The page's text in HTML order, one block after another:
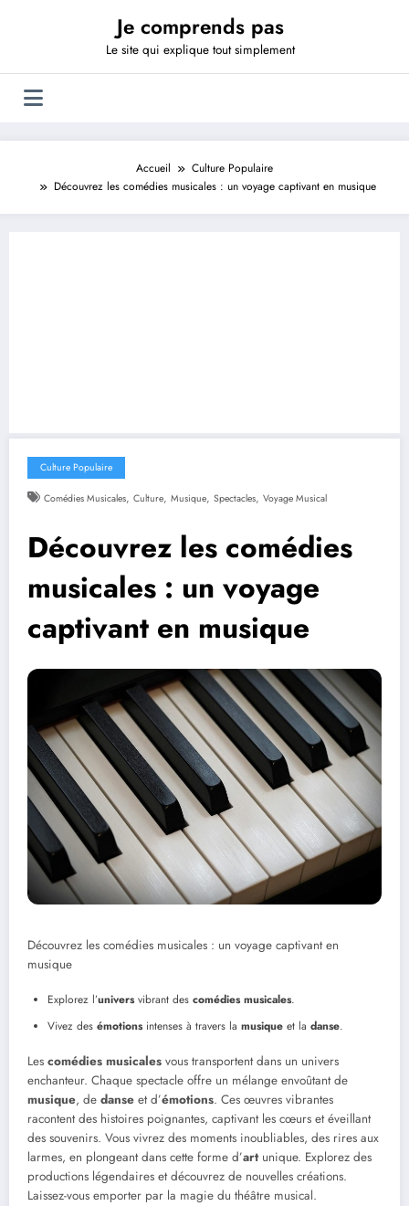
Je comprends pas
Le site qui explique tout simplement
Accueil
Culture Populaire
Découvrez les comédies musicales : un voyage captivant en musique
Culture Populaire
Comédies Musicales, Culture, Musique, Spectacles, Voyage Musical
Découvrez les comédies
musicales : un voyage
captivant en musique
Découvrez les comédies musicales : un voyage captivant en
musique
Explorez l’universvibrant des comédies musicales.
Vivez des émotionsintenses à travers la musique et la danse.
Les comédies musicales vous transportent dans un univers
enchanteur. Chaque spectacle offre un mélange envoûtant de
musique, de danse et d’émotions. Ces œuvres vibrantes
racontent des histoires poignantes, captivant les cœurs et éveillant
des souvenirs. Vous vivrez des moments inoubliables, des rires aux
larmes, en plongeant dans cette forme d’artunique. Explorez des
productions légendaires et découvrez de nouvelles créations.
Laissez-vous emporter par la magie du théâtre musical.